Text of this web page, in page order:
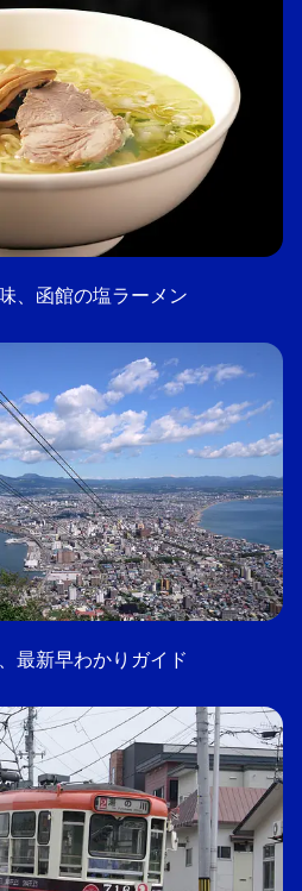
、函館の塩ラーメン
最新早わかりガイド